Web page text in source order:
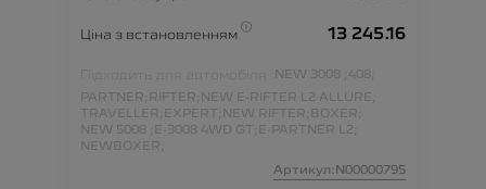
Ціна з встановленням 13 245.16
Підходить для автомобіля : NEW 3008 ; 408;
PARTNER; RIFTER;
NEW E-RIFTER L2 ALLURE;
TRAVELLER;
EXPERT; NEW RIFTER;
BOXER;
NEW 5008 ;
E-3008 4WD GT;
E-PARTNER L2;
NEWBOXER;
Артикул:N00000795